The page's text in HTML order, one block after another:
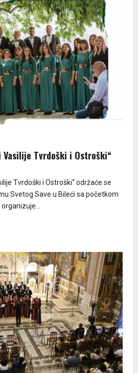
Tvrdoški i Ostroški“
Tvrdoški i Ostroški“ održaće se
Svetog Save u Bileći sa početkom